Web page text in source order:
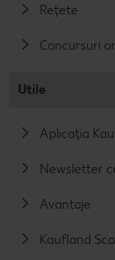
Rețete
Concursuri
Utile
Aplicația
Newsletter
Avantaje
Kaufland